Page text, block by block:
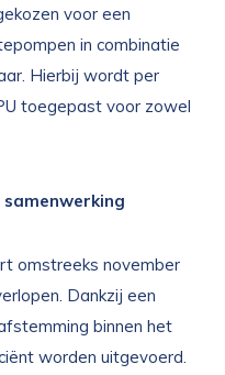
voor een
in combinatie
Hierbij wordt per
toegepast voor zowel
omstreeks november
Dankzij een
binnen het
worden uitgevoerd.